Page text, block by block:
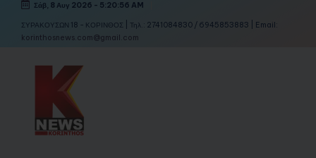
Σάβ, 8 Αυγ 2026 - 5:20:58 AM
ΣΥΡΑΚΟΥΣΩΝ 18 - ΚΟΡΙΝΘΟΣ | Τηλ.: 2741084830 / 6945853883 | Email:
korinthosnews.com@gmail.com